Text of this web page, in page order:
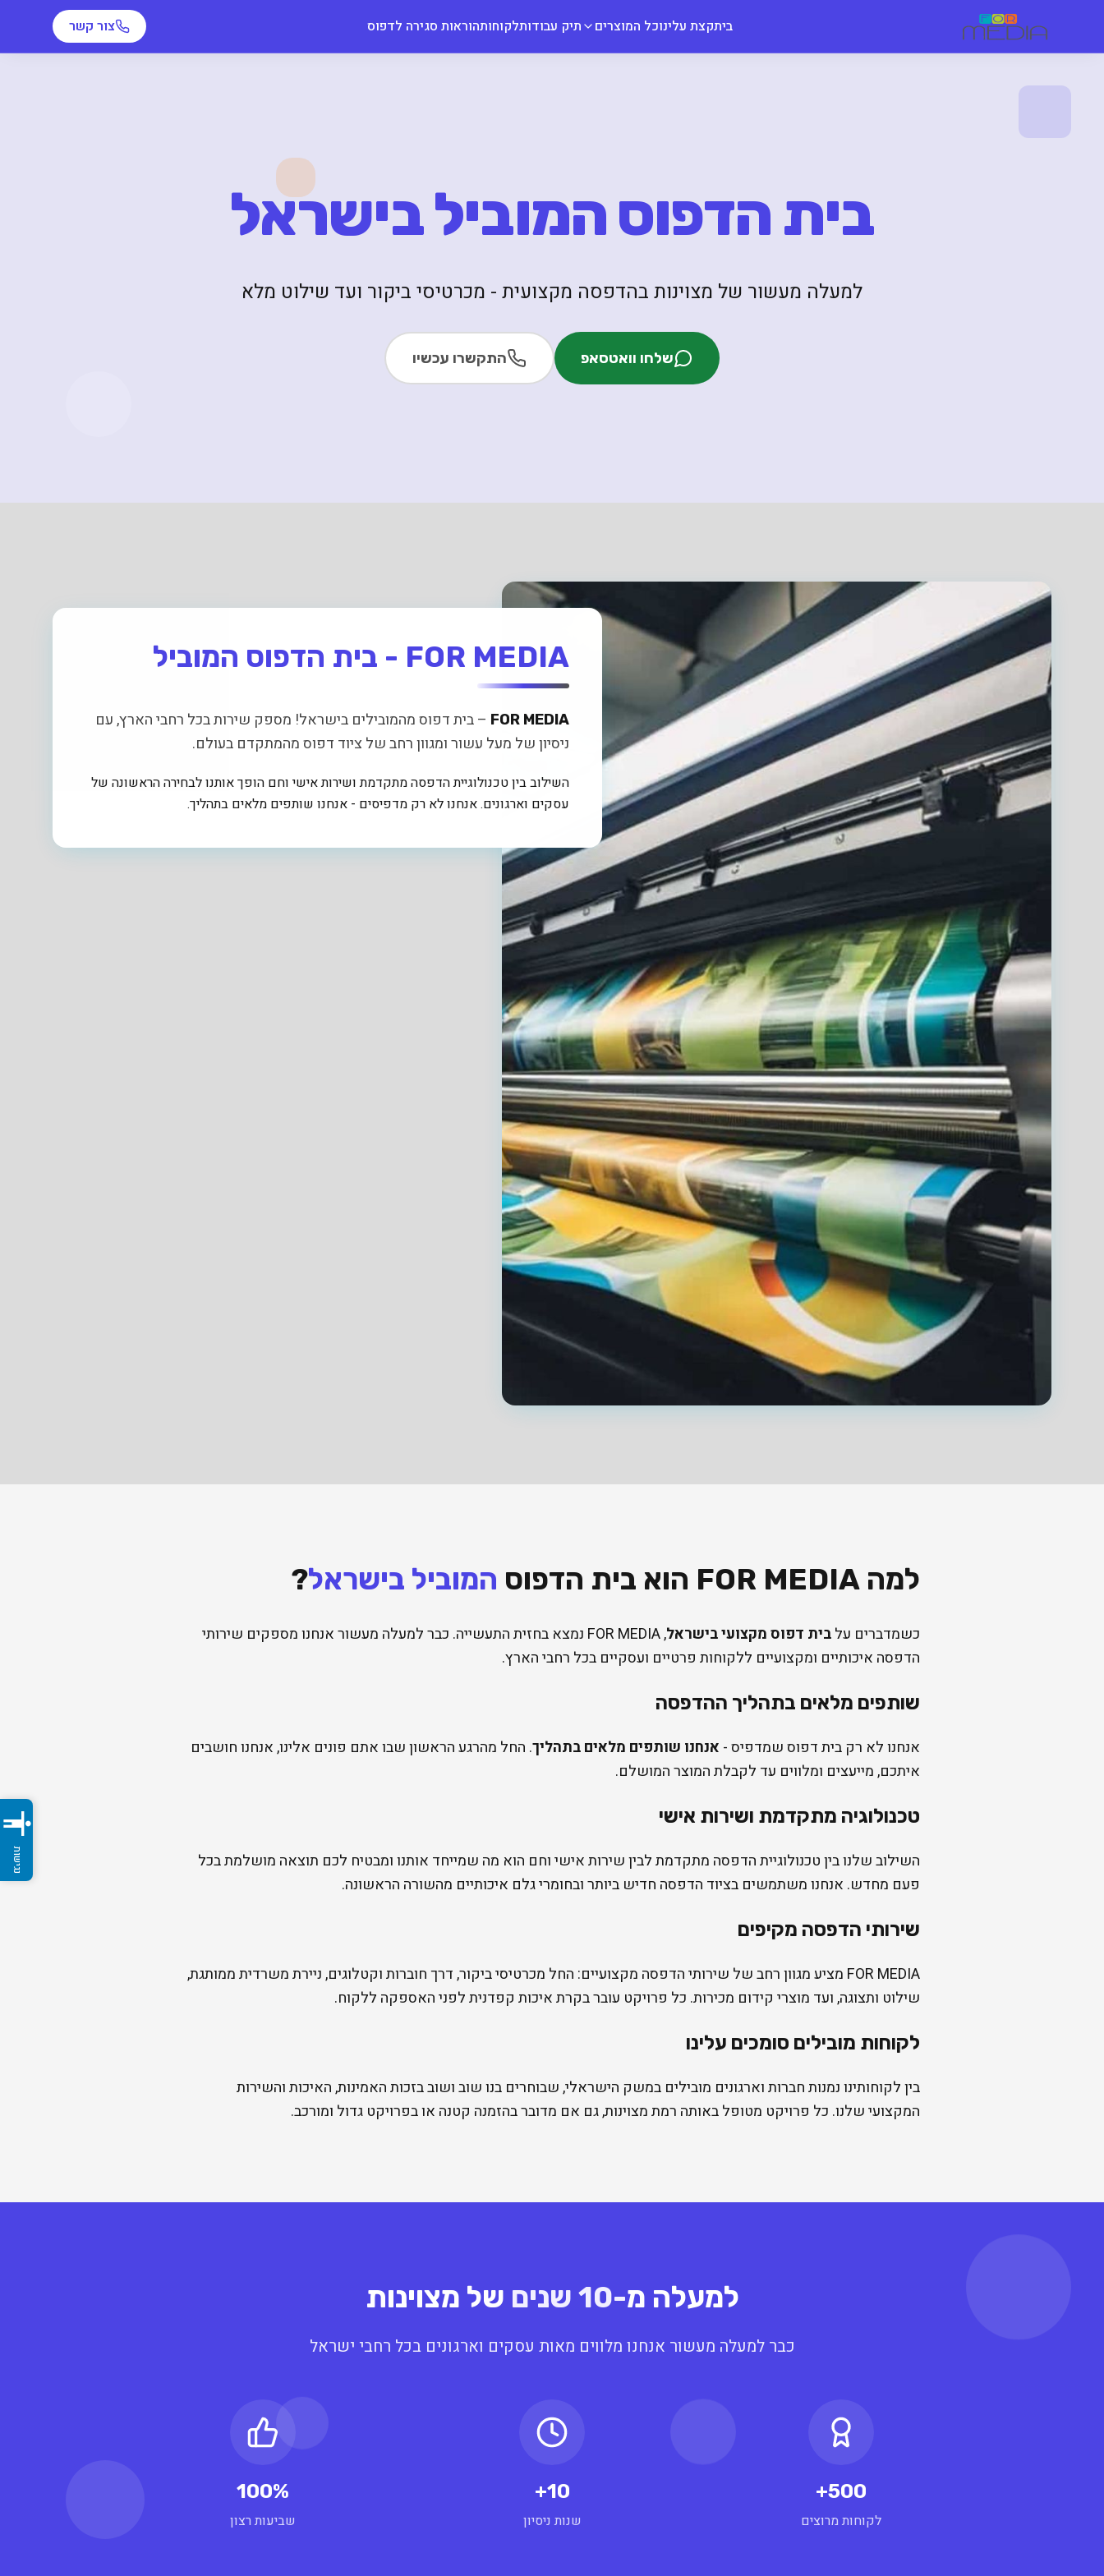
ביתקצת עלינוכל המוצרים תיק עבודותלקוחותהוראות סגירה לדפוס צור קשר
בית הדפוס המוביל בישראל
למעלה מעשור של מצוינות בהדפסה מקצועית - מכרטיסי ביקור ועד שילוט מלא
שלחו וואטסאפ התקשרו עכשיו
FOR MEDIA - בית הדפוס המוביל
FOR MEDIA – בית דפוס מהמובילים בישראל! מספק שירות בכל רחבי הארץ, עם
ניסיון של מעל עשור ומגוון רחב של ציוד דפוס מהמתקדם בעולם.
השילוב בין טכנולוגיית הדפסה מתקדמת ושירות אישי וחם הופך אותנו לבחירה הראשונה של
עסקים וארגונים. אנחנו לא רק מדפיסים - אנחנו שותפים מלאים בתהליך.
למה FOR MEDIA הוא בית הדפוס המוביל בישראל?
כשמדברים עלבית דפוס מקצועי בישראל
, FOR MEDIA נמצא בחזית התעשייה. כבר למעלה מעשור אנחנו מספקים שירותי
הדפסה איכותיים ומקצועיים ללקוחות פרטיים ועסקיים בכל רחבי הארץ.
שותפים מלאים בתהליך ההדפסה
אנחנו לא רק בית דפוס שמדפיס - אנחנו שותפים מלאים בתהליך. החל מהרגע הראשון שבו אתם פונים אלינו, אנחנו חושבים
איתכם, מייעצים ומלווים עד לקבלת המוצר המושלם.
טכנולוגיה מתקדמת ושירות אישי
השילוב שלנו בין טכנולוגיית הדפסה מתקדמת לבין שירות אישי וחם הוא מה שמייחד אותנו ומבטיח לכם תוצאה מושלמת בכל
פעם מחדש. אנחנו משתמשים בציוד הדפסה חדיש ביותר ובחומרי גלם איכותיים מהשורה הראשונה.
שירותי הדפסה מקיפים
FOR MEDIA מציע מגוון רחב של שירותי הדפסה מקצועיים: החל מכרטיסי ביקור, דרך חוברות וקטלוגים, ניירת משרדית ממותגת,
שילוט ותצוגה, ועד מוצרי קידום מכירות. כל פרויקט עובר בקרת איכות קפדנית לפני האספקה ללקוח.
לקוחות מובילים סומכים עלינו
בין לקוחותינו נמנות חברות וארגונים מובילים במשק הישראלי, שבוחרים בנו שוב ושוב בזכות האמינות, האיכות והשירות
המקצועי שלנו. כל פרויקט מטופל באותה רמת מצוינות, גם אם מדובר בהזמנה קטנה או בפרויקט גדול ומורכב.
למעלה מ-10 שנים של מצוינות
כבר למעלה מעשור אנחנו מלווים מאות עסקים וארגונים בכל רחבי ישראל
500+
לקוחות מרוצים
10+
שנות ניסיון
100%
שביעות רצון
accessibility